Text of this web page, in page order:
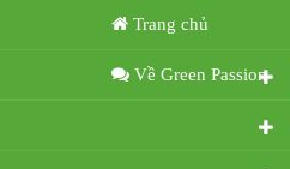
Trang chủ
Về Green Passion